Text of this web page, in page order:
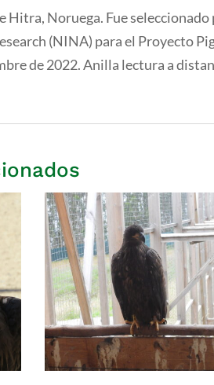
Hitra, Noruega. Fue
(NINA) para el Proyecto
de 2022. Anilla lectura a